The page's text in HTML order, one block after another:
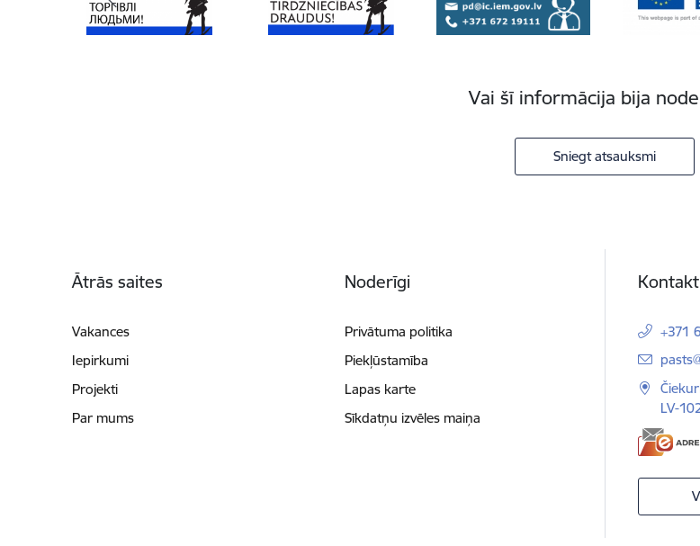
Vai šī informācija bija
Sniegt atsauksmi
Ātrās saites
Vakances
Iepirkumi
Projekti
Par mums
Noderīgi
Privātuma politika
Piekļūstamība
Lapas karte
Sīkdatņu izvēles maiņa
+371
E-
LV-